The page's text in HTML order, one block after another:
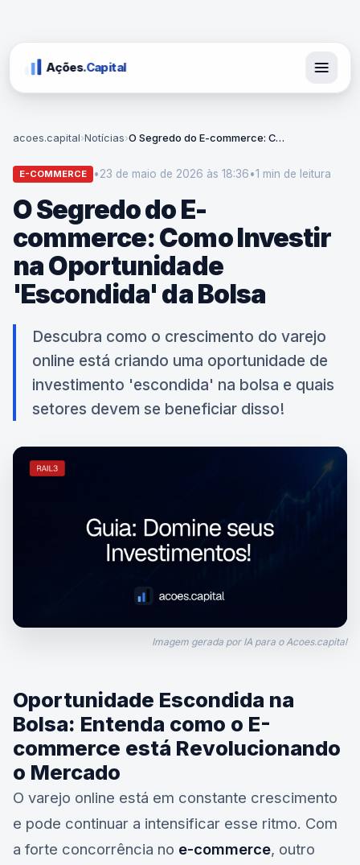
Ações.Capital
acoes.capital›Notícias› O Segredo do E-commerce: Como Investir na Oportunidade 'Escondida' da Bolsa
E-COMMERCE •23 de maio de 2026 às 18:36•1 min de leitura
O Segredo do E-
commerce: Como Investir
na Oportunidade
'Escondida' da Bolsa
Descubra como o crescimento do varejo
online está criando uma oportunidade de
investimento 'escondida' na bolsa e quais
setores devem se beneficiar disso!
Imagem gerada por IA para o Acoes.capital
Oportunidade Escondida na
Bolsa: Entenda como o E-
commerce está Revolucionando
o Mercado
O varejo online está em constante crescimento
e pode continuar a intensificar esse ritmo. Com
a forte concorrência no e-commerce, outro